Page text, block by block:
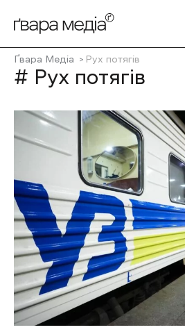
Ґвара Медіа Рух потягів
# Рух потягів